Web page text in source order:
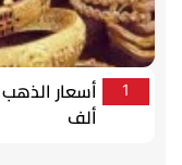
1
ألف